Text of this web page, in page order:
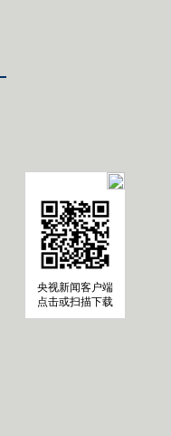
央视新闻客户端
点击或扫描下载